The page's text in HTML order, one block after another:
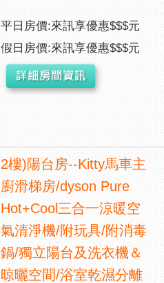
平日房價:來訊享優惠$$$元
假日房價:來訊享優惠$$$元
2樓)陽台房--Kitty馬車主
廚滑梯房/dyson Pure
Hot+Cool三合一涼暖空
氣清淨機/附玩具/附消毒
鍋/獨立陽台及洗衣機＆
晾曬空間/浴室乾濕分離